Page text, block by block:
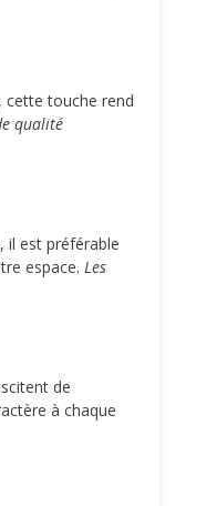
cette touche rend
qualité
il est préférable
espace. Les
de
à chaque